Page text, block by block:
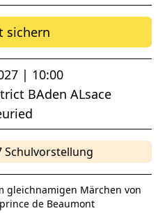
sichern
| 10:00
BAden ALsace
Schulvorstellung
gleichnamigen Märchen von
de Beaumont